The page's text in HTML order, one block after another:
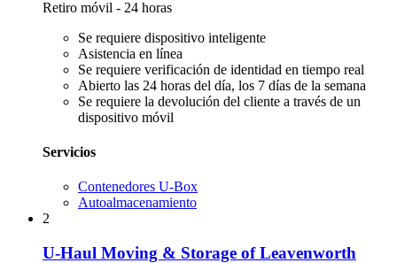
Retiro móvil - 24 horas
Se requiere dispositivo inteligente
Asistencia en línea
Se requiere verificación de identidad en tiempo real
Abierto las 24 horas del día, los 7 días de la semana
Se requiere la devolución del cliente a través de un
dispositivo móvil
Servicios
Contenedores U-Box
Autoalmacenamiento
2
U-Haul Moving & Storage of Leavenworth